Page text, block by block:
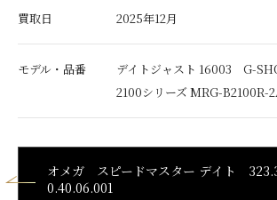
買取日 2025年12月
モデル・品番
デイトジャスト 16003 G-
2100シリーズ MRG-B2100R-
オメガ スピードマスター デイト
0.40.06.001